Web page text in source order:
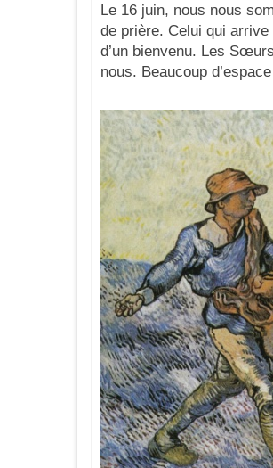
Le 16 juin, nous nous
de prière. Celui qui
d’un bienvenu. Les
nous. Beaucoup